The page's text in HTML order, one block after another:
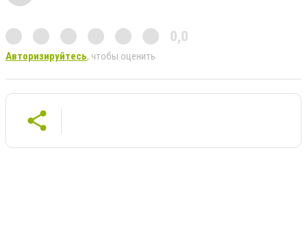
0,0
Авторизируйтесь, чтобы оценить